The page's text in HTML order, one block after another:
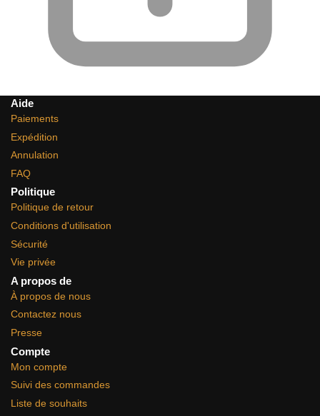
Aide
Paiements
Expédition
Annulation
FAQ
Politique
Politique de retour
Conditions d'utilisation
Sécurité
Vie privée
A propos de
À propos de nous
Contactez nous
Presse
Compte
Mon compte
Suivi des commandes
Liste de souhaits